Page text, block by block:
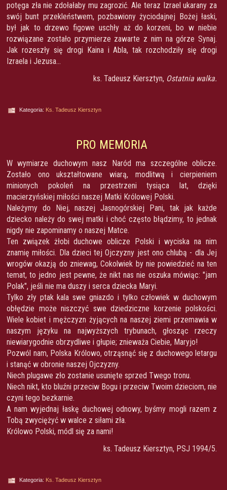
potęga zła nie zdołałaby mu zagrozić. Ale teraz Izrael ukarany za
swój bunt przekleństwem, pozbawiony życiodajnej Bożej łaski,
był jak to drzewo figowe uschły aż do korzeni, bo w niebie
rozwiązane zostało przymierze zawarte z nim na górze Synaj.
Jak rozeszły się drogi Kaina i Abla, tak rozchodziły się drogi
Izraela i Jezusa...
ks. Tadeusz Kiersztyn, Ostatnia walka.
Kategoria: Ks. Tadeusz Kiersztyn
PRO MEMORIA
W wymiarze duchowym nasz Naród ma szczególne oblicze.
Zostało ono ukształtowane wiarą, modlitwą i cierpieniem
minionych pokoleń na przestrzeni tysiąca lat, dzięki
macierzyńskiej miłości naszej Matki Królowej Polski.
Należymy do Niej, naszej Jasnogórskiej Pani, tak jak każde
dziecko należy do swej matki i choć często błądzimy, to jednak
nigdy nie zapominamy o naszej Matce.
Ten związek żłobi duchowe oblicze Polski i wyciska na nim
znamię miłości. Dla dzieci tej Ojczyzny jest ono chlubą - dla Jej
wrogów okazją do zniewag, Cokolwiek by nie powiedzieć na ten
temat, to jedno jest pewne, że nikt nas nie oszuka mówiąc: "jam
Polak", jeśli nie ma duszy i serca dziecka Maryi.
Tylko zły ptak kala swe gniazdo i tylko człowiek w duchowym
obłędzie może niszczyć swe dziedziczne korzenie polskości.
Wiele kobiet i mężczyzn żyjących na naszej ziemi przemawia w
naszym języku na najwyższych trybunach, głosząc rzeczy
niewiarygodnie obrzydliwe i głupie; znieważa Ciebie, Maryjo!
Pozwól nam, Polska Królowo, otrząsnąć się z duchowego letargu
i stanąć w obronie naszej Ojczyzny.
Niech plugawe zło zostanie usunięte sprzed Twego tronu.
Niech nikt, kto bluźni przeciw Bogu i przeciw Twoim dzieciom, nie
czyni tego bezkarnie.
A nam wyjednaj łaskę duchowej odnowy, byśmy mogli razem z
Tobą zwyciężyć w walce z siłami zła.
Królowo Polski, módl się za nami!
ks. Tadeusz Kiersztyn, PSJ 1994/5.
Kategoria: Ks. Tadeusz Kiersztyn